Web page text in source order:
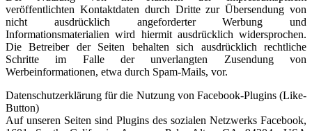
veröffentlichten Kontaktdaten durch Dritte zur Übersendung von
nicht ausdrücklich angeforderter Werbung und
Informationsmaterialien wird hiermit ausdrücklich widersprochen.
Die Betreiber der Seiten behalten sich ausdrücklich rechtliche
Schritte im Falle der unverlangten Zusendung von
Werbeinformationen, etwa durch Spam-Mails, vor.
Datenschutzerklärung für die Nutzung von Facebook-Plugins (Like-
Button)
Auf unseren Seiten sind Plugins des sozialen Netzwerks Facebook,